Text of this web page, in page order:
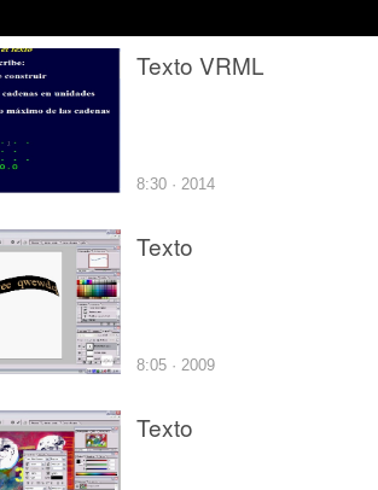
Texto VRML
8:30 · 2014
Texto
8:05 · 2009
Texto